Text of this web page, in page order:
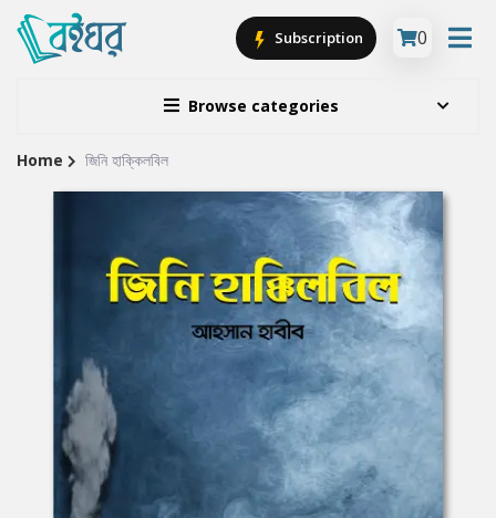
Browse categories
Subscription 0
Site
Home জিনি হাক্কিলবিল